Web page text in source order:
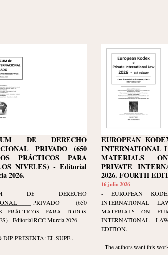
DE DERECHO
PRIVADO (650
PRÁCTICOS PARA
NIVELES) - Editorial
2026.
DE DERECHO
PRIVADO (650
PRÁCTICOS PARA TODOS
- Editorial RCC Murcia 2026.
DIP PRESENTA: EL SUPE...
EUROPEAN
INTERNATIONAL
MATERIALS
PRIVATE
2026. FOURTH
16 julio 2026
- EUROPEAN
INTERNATIONAL
MATERIALS ON
INTERNATIONAL
EDITION.
.
- The authors want this
LABORARE NIMIS
NUMQUAM =
A MENUDO SUFRE,
MUERE NUNCA
AD URBE
CUANDO
UNA
NO
LIBRO
—